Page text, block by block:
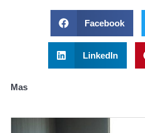
Facebook
LinkedIn
Mas